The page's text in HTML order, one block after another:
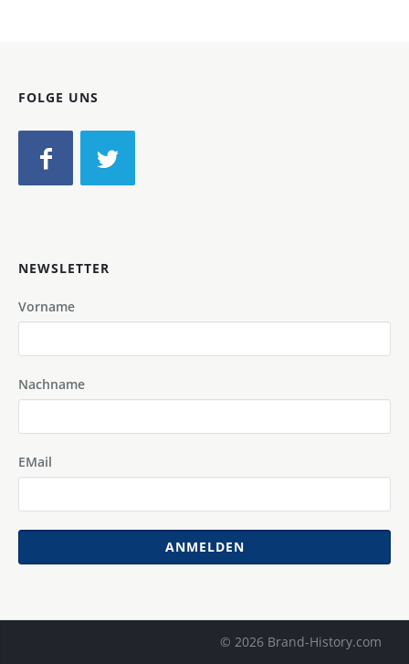
FOLGE UNS
NEWSLETTER
Vorname
Nachname
EMail
ANMELDEN
© 2026 Brand-History.com